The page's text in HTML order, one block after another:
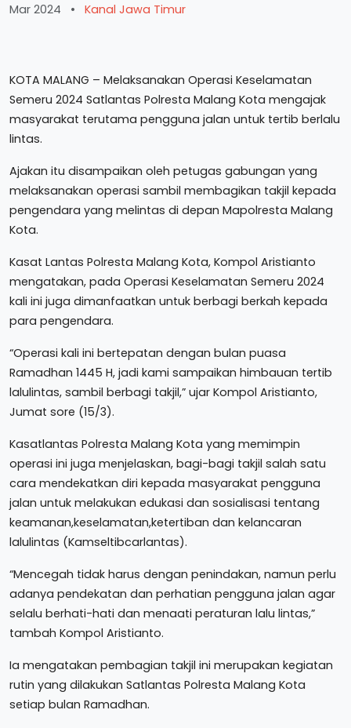
Mar 2024
• Kanal Jawa Timur
KOTA MALANG – Melaksanakan Operasi Keselamatan
Semeru 2024 Satlantas Polresta Malang Kota mengajak
masyarakat terutama pengguna jalan untuk tertib berlalu
lintas.
Ajakan itu disampaikan oleh petugas gabungan yang
melaksanakan operasi sambil membagikan takjil kepada
pengendara yang melintas di depan Mapolresta Malang
Kota.
Kasat Lantas Polresta Malang Kota, Kompol Aristianto
mengatakan, pada Operasi Keselamatan Semeru 2024
kali ini juga dimanfaatkan untuk berbagi berkah kepada
para pengendara.
“Operasi kali ini bertepatan dengan bulan puasa
Ramadhan 1445 H, jadi kami sampaikan himbauan tertib
lalulintas, sambil berbagi takjil,” ujar Kompol Aristianto,
Jumat sore (15/3).
Kasatlantas Polresta Malang Kota yang memimpin
operasi ini juga menjelaskan, bagi-bagi takjil salah satu
cara mendekatkan diri kepada masyarakat pengguna
jalan untuk melakukan edukasi dan sosialisasi tentang
keamanan,keselamatan,ketertiban dan kelancaran
lalulintas (Kamseltibcarlantas).
“Mencegah tidak harus dengan penindakan, namun perlu
adanya pendekatan dan perhatian pengguna jalan agar
selalu berhati-hati dan menaati peraturan lalu lintas,”
tambah Kompol Aristianto.
Ia mengatakan pembagian takjil ini merupakan kegiatan
rutin yang dilakukan Satlantas Polresta Malang Kota
setiap bulan Ramadhan.